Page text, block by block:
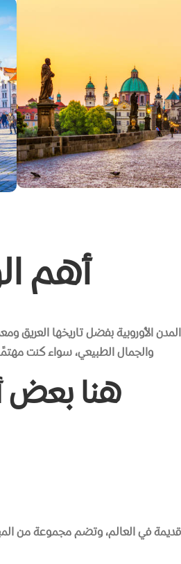
أهم
الأوروبية بفضل تاريخها العريق
والجمال الطبيعي، سواء كنت
هنا بعض
قديمة في العالم، وتضم مجموعة من